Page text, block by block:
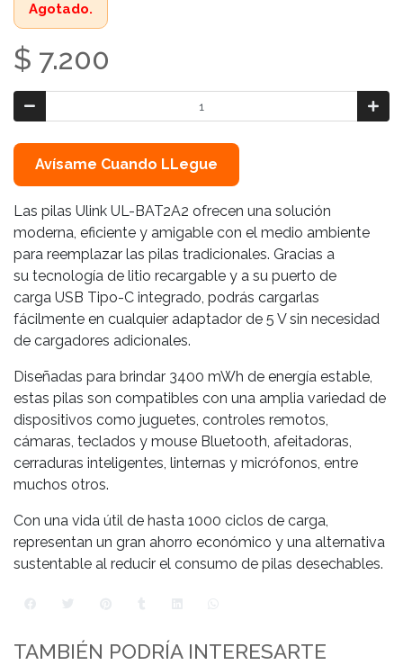
Agotado.
$ 7.200
Avísame Cuando LLegue
Las pilas Ulink UL-BAT2A2 ofrecen una solución
moderna, eficiente y amigable con el medio ambiente
para reemplazar las pilas tradicionales. Gracias a
su tecnología de litio recargable y a su puerto de
carga USB Tipo-C integrado, podrás cargarlas
fácilmente en cualquier adaptador de 5 V sin necesidad
de cargadores adicionales.
Diseñadas para brindar 3400 mWh de energía estable,
estas pilas son compatibles con una amplia variedad de
dispositivos como juguetes, controles remotos,
cámaras, teclados y mouse Bluetooth, afeitadoras,
cerraduras inteligentes, linternas y micrófonos, entre
muchos otros.
Con una vida útil de hasta 1000 ciclos de carga,
representan un gran ahorro económico y una alternativa
sustentable al reducir el consumo de pilas desechables.
TAMBIÉN PODRÍA INTERESARTE